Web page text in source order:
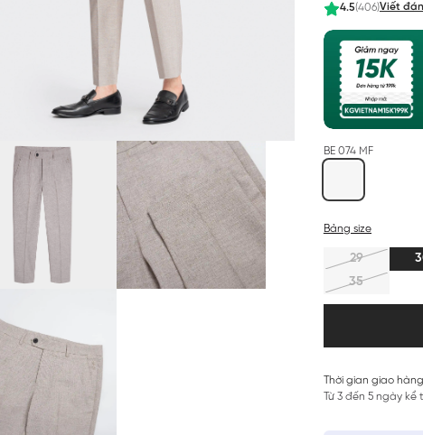
4.5(406)Viết
BE 074 MF
Bảng size
29
35
Thời gian giao
Từ 3 đến 5 ngày